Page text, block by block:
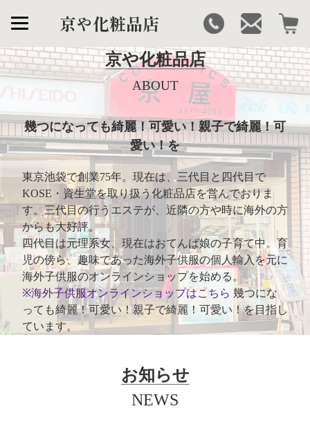
京や化粧品店
京や化粧品店
ABOUT
幾つになっても綺麗！可愛い！親子で綺麗！可
愛い！を
東京池袋で創業75年。現在は、三代目と四代目で
KOSE・資生堂を取り扱う化粧品店を営んでおりま
す。三代目の行うエステが、近隣の方や時に海外の方
からも大好評。
四代目は元理系女、現在はおてんば娘の子育て中。育
児の傍ら、趣味であった海外子供服の個人輸入を元に
海外子供服のオンラインショップを始める。
※海外子供服オンラインショップはこちら 幾つにな
っても綺麗！可愛い！親子で綺麗！可愛い！を目指し
ています。
お知らせ
NEWS